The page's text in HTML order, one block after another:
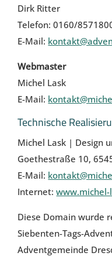
Dirk Ritter
Telefon: 0160/
E-Mail:
Webmaster
Michel Lask
E-Mail:
Technische
Michel Lask | Design
Goethestraße 10,
E-Mail:
Internet:www.michel-
Diese Domain wurde
Siebenten-Tags-
Adventgemeinde